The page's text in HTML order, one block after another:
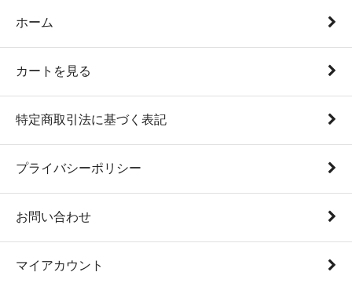
ホーム
カートを見る
特定商取引法に基づく表記
プライバシーポリシー
お問い合わせ
マイアカウント